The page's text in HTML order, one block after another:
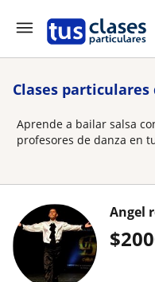
Clases particulares
Aprende a bailar salsa
profesores de danza en
$
Angel